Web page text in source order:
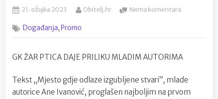
Posted
21. ožujka 2023 By
Obitelj.hr Nema komentara
u
”
ptica”
Događanja,Promo
GK ŽAR PTICA DAJE PRILIKU MLADIM AUTORIMA
Tekst „Mjesto gdje odlaze izgubljene stvari”, mlade
autorice Ane Ivanović, proglašen najboljim na prvom